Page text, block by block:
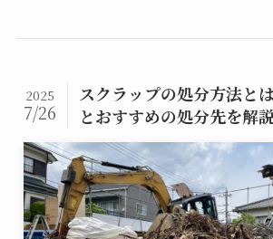
スクラップの処分方法と
とおすすめの処分先を解説
2025
7/26